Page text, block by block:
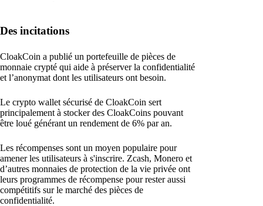
Des incitations
CloakCoin a publié un portefeuille de pièces de
monnaie crypté qui aide à préserver la confidentialité
et l’anonymat dont les utilisateurs ont besoin.
Le crypto wallet sécurisé de CloakCoin sert
principalement à stocker des CloakCoins pouvant
être loué générant un rendement de 6% par an.
Les récompenses sont un moyen populaire pour
amener les utilisateurs à s'inscrire. Zcash, Monero et
d’autres monnaies de protection de la vie privée ont
leurs programmes de récompense pour rester aussi
compétitifs sur le marché des pièces de
confidentialité.